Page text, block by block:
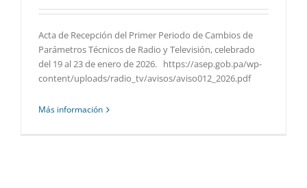
Acta de Recepción del Primer Periodo de Cambios de
Parámetros Técnicos de Radio y Televisión, celebrado
del 19 al 23 de enero de 2026. https://asep.gob.pa/wp-
content/uploads/radio_tv/avisos/aviso012_2026.pdf
Más información